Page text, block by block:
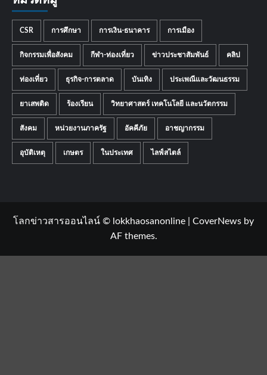
CSR การศึกษา การเงิน-ธนาคาร การเมือง
กิจกรรมเพื่อสังคม กีฬา-ท่องเที่ยว ข่าวประชาสัมพันธ์ คลิป
ท่องเที่ยว ธุรกิจ-การตลาด บันเทิง ประเพณีและวัฒนธรรม
ยาเสพติด ร้องเรียน วิทยาศาสตร์ เทคโนโลยี และนวัตกรรม
สังคม หน่วยงานภาครัฐ อัคคีภัย อาชญากรรม
อุบัติเหตุ เกษตร ในประเทศ ไลฟ์สไตล์
โลกข่าวสารออนไลน์ © lokkhaosanonline CoverNews by
AF themes.